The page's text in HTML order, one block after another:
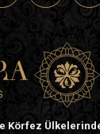
Körfez